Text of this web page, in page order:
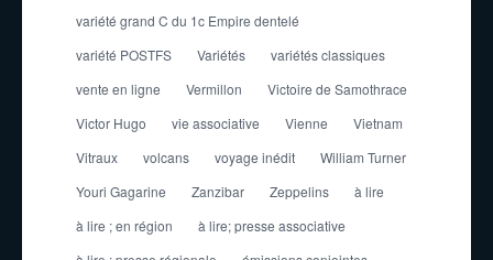
variété grand C du 1c Empire dentelé
variété POSTFS
Variétés
variétés classiques
vente en ligne
Vermillon
Victoire de Samothrace
Victor Hugo
vie associative Vienne
Vietnam
Vitraux
volcans voyage inédit
William Turner
Youri Gagarine
Zanzibar Zeppelins
à lire
à lire ; en région
à lire; presse associative